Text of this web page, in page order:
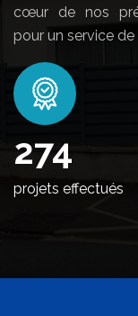
cœur de nos
pour un service
338
projets effectués